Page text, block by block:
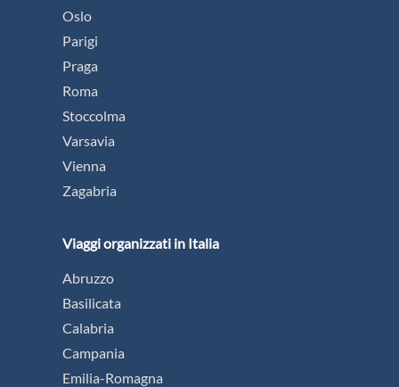
Oslo
Parigi
Praga
Roma
Stoccolma
Varsavia
Vienna
Zagabria
Viaggi organizzati in Italia
Abruzzo
Basilicata
Calabria
Campania
Emilia-Romagna